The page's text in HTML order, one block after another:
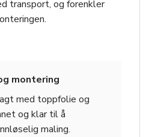
transport, og forenkler
montering
med toppfolie og
og klar til å
maling.